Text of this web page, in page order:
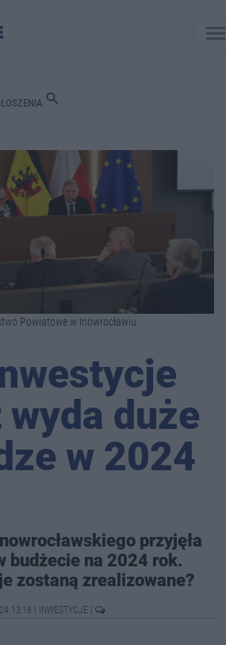
search
Powiatowe w Inowrocławiu
duże
w 2024
przyjęła
budżecie na 2024 rok.
zostaną zrealizowane?
13:18 INWESTYCJE